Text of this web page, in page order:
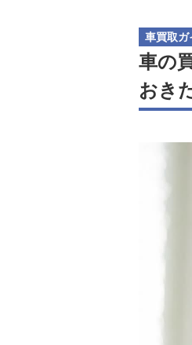
車買取ガ
車の
おき